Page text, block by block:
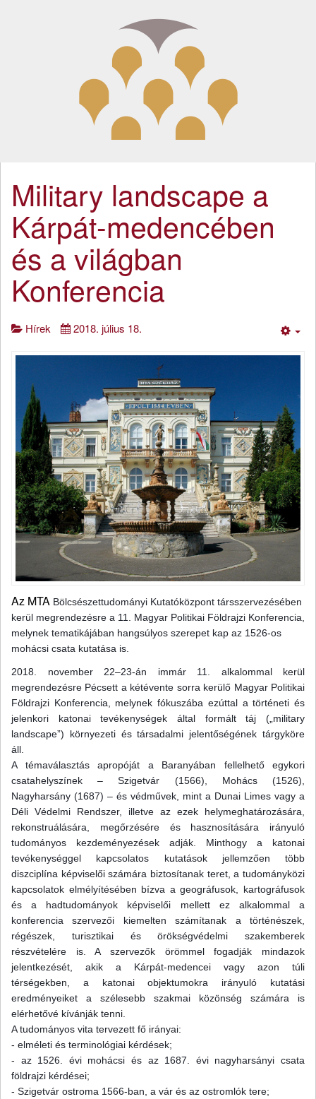
Military landscape a
Kárpát-medencében
és a világban
Konferencia
Hírek 2018. július 18.
Az MTA Bölcsészettudományi Kutatóközpont társszervezésében
kerül megrendezésre a 11. Magyar Politikai Földrajzi Konferencia,
melynek tematikájában hangsúlyos szerepet kap az 1526-os
mohácsi csata kutatása is.
2018. november 22–23-án immár 11. alkalommal kerül
megrendezésre Pécsett a kétévente sorra kerülő Magyar Politikai
Földrajzi Konferencia, melynek fókuszába ezúttal a történeti és
jelenkori katonai tevékenységek által formált táj („military
landscape”) környezeti és társadalmi jelentőségének tárgyköre
áll.
A témaválasztás apropóját a Baranyában fellelhető egykori
csatahelyszínek – Szigetvár (1566), Mohács (1526),
Nagyharsány (1687) – és védművek, mint a Dunai Limes vagy a
Déli Védelmi Rendszer, illetve az ezek helymeghatározására,
rekonstruálására, megőrzésére és hasznosítására irányuló
tudományos kezdeményezések adják. Minthogy a katonai
tevékenységgel kapcsolatos kutatások jellemzően több
diszciplína képviselői számára biztosítanak teret, a tudományközi
kapcsolatok elmélyítésében bízva a geográfusok, kartográfusok
és a hadtudományok képviselői mellett ez alkalommal a
konferencia szervezői kiemelten számítanak a történészek,
régészek, turisztikai és örökségvédelmi szakemberek
részvételére is. A szervezők örömmel fogadják mindazok
jelentkezését, akik a Kárpát-medencei vagy azon túli
térségekben, a katonai objektumokra irányuló kutatási
eredményeiket a szélesebb szakmai közönség számára is
elérhetővé kívánják tenni.
A tudományos vita tervezett fő irányai:
- elméleti és terminológiai kérdések;
- az 1526. évi mohácsi és az 1687. évi nagyharsányi csata
földrajzi kérdései;
- Szigetvár ostroma 1566-ban, a vár és az ostromlók tere;